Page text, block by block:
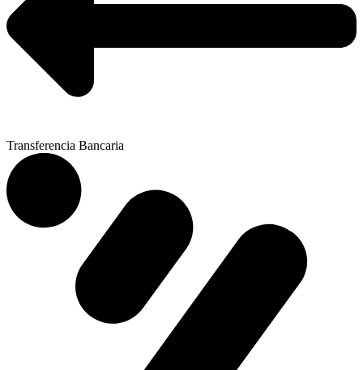
Transferencia Bancaria